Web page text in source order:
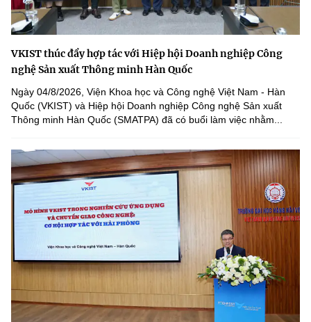
VKIST thúc đẩy hợp tác với Hiệp hội Doanh nghiệp Công
nghệ Sản xuất Thông minh Hàn Quốc
Ngày 04/8/2026, Viện Khoa học và Công nghệ Việt Nam - Hàn
Quốc (VKIST) và Hiệp hội Doanh nghiệp Công nghệ Sản xuất
Thông minh Hàn Quốc (SMATPA) đã có buổi làm việc nhằm...